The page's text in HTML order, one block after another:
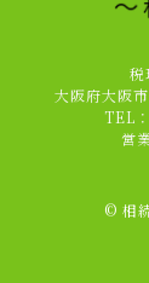
税
大阪府大阪
TEL
営
© 相